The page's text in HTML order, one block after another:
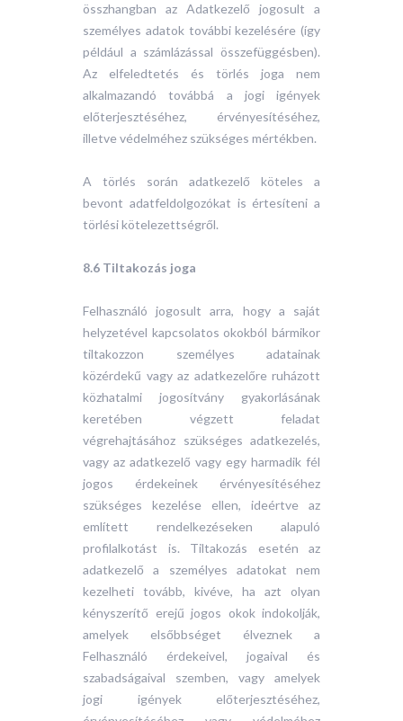
összhangban az Adatkezelő jogosult a
személyes adatok további kezelésére (így
például a számlázással összefüggésben).
Az elfeledtetés és törlés joga nem
alkalmazandó továbbá a jogi igények
előterjesztéséhez, érvényesítéséhez,
illetve védelméhez szükséges mértékben.
A törlés során adatkezelő köteles a
bevont adatfeldolgozókat is értesíteni a
törlési kötelezettségről.
8.6 Tiltakozás joga
Felhasználó jogosult arra, hogy a saját
helyzetével kapcsolatos okokból bármikor
tiltakozzon személyes adatainak
közérdekű vagy az adatkezelőre ruházott
közhatalmi jogosítvány gyakorlásának
keretében végzett feladat
végrehajtásához szükséges adatkezelés,
vagy az adatkezelő vagy egy harmadik fél
jogos érdekeinek érvényesítéséhez
szükséges kezelése ellen, ideértve az
említett rendelkezéseken alapuló
profilalkotást is. Tiltakozás esetén az
adatkezelő a személyes adatokat nem
kezelheti tovább, kivéve, ha azt olyan
kényszerítő erejű jogos okok indokolják,
amelyek elsőbbséget élveznek a
Felhasználó érdekeivel, jogaival és
szabadságaival szemben, vagy amelyek
jogi igények előterjesztéséhez,